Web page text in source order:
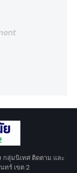
ลุ่มนิเทศ ติดตาม และ
ทร์ เขต 2